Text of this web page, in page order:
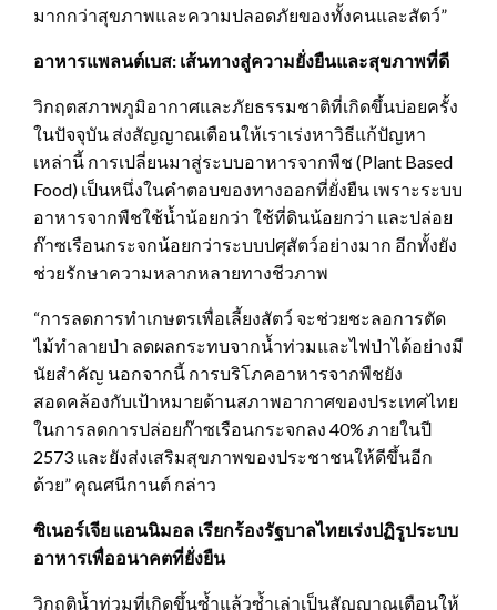
มากกว่าสุขภาพและความปลอดภัยของทั้งคนและสัตว์”
อาหารแพลนต์เบส: เส้นทางสู่ความยั่งยืนและสุขภาพที่ดี
วิกฤตสภาพภูมิอากาศและภัยธรรมชาติที่เกิดขึ้นบ่อยครั้ง
ในปัจจุบัน ส่งสัญญาณเตือนให้เราเร่งหาวิธีแก้ปัญหา
เหล่านี้ การเปลี่ยนมาสู่ระบบอาหารจากพืช (Plant Based
Food) เป็นหนึ่งในคำตอบของทางออกที่ยั่งยืน เพราะระบบ
อาหารจากพืชใช้น้ำน้อยกว่า ใช้ที่ดินน้อยกว่า และปล่อย
ก๊าซเรือนกระจกน้อยกว่าระบบปศุสัตว์อย่างมาก อีกทั้งยัง
ช่วยรักษาความหลากหลายทางชีวภาพ
“การลดการทำเกษตรเพื่อเลี้ยงสัตว์ จะช่วยชะลอการตัด
ไม้ทำลายป่า ลดผลกระทบจากน้ำท่วมและไฟป่าได้อย่างมี
นัยสำคัญ นอกจากนี้ การบริโภคอาหารจากพืชยัง
สอดคล้องกับเป้าหมายด้านสภาพอากาศของประเทศไทย
ในการลดการปล่อยก๊าซเรือนกระจกลง 40% ภายในปี
2573 และยังส่งเสริมสุขภาพของประชาชนให้ดีขึ้นอีก
ด้วย” คุณศนีกานต์ กล่าว
ซิเนอร์เจีย แอนนิมอล เรียกร้องรัฐบาลไทยเร่งปฏิรูประบบ
อาหารเพื่ออนาคตที่ยั่งยืน
วิกฤติน้ำท่วมที่เกิดขึ้นซ้ำแล้วซ้ำเล่าเป็นสัญญาณเตือนให้